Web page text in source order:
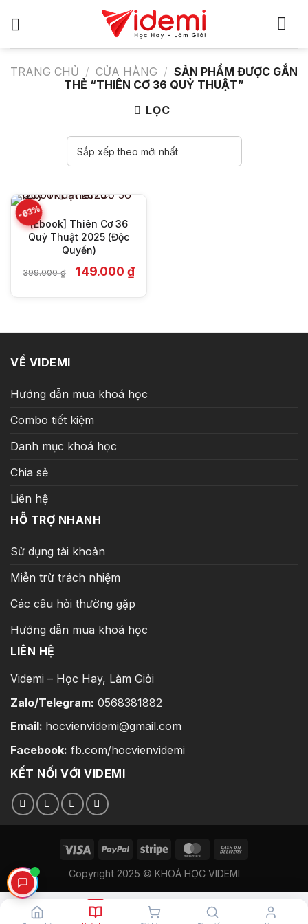
TRANG CHỦ / CỬA HÀNG / SẢN PHẨM ĐƯỢC GẮN
THẺ “THIÊN CƠ 36 QUỶ THUẬT”
LỌC
-63%
[Ebook] Thiên Cơ 36
Quỷ Thuật 2025 (Độc
Quyền)
399.000₫ Giá
gốc
149.000 ₫Giá
hiện
VỀ VIDEMI
Hướng dẫn mua khoá học
Combo tiết kiệm
Danh mục khoá học
Chia sẻ
Liên hệ
HỖ TRỢ NHANH
Sử dụng tài khoản
Miễn trừ trách nhiệm
Các câu hỏi thường gặp
Hướng dẫn mua khoá học
LIÊN HỆ
Videmi – Học Hay, Làm Giỏi
Zalo/Telegram: 0568381882
Email: hocvienvidemi@gmail.com
Facebook: fb.com/hocvienvidemi
KẾT NỐI VỚI VIDEMI
Copyright 2025 © KHOÁ HỌC VIDEMI